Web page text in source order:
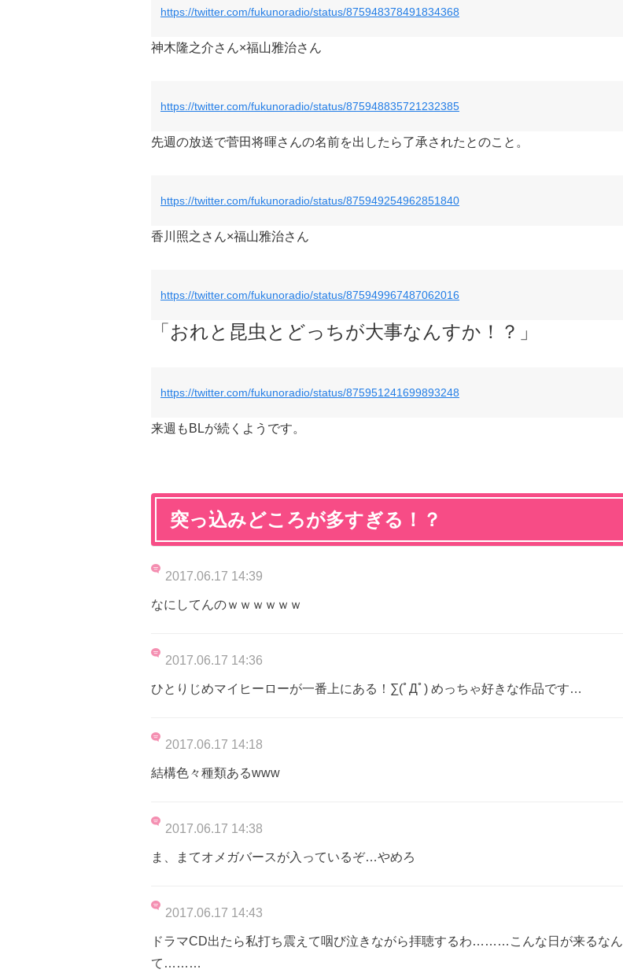
https://twitter.com/fukunoradio/status/875948378491834368
神木隆之介さん×福山雅治さん
https://twitter.com/fukunoradio/status/875948835721232385
先週の放送で菅田将暉さんの名前を出したら了承されたとのこと。
https://twitter.com/fukunoradio/status/875949254962851840
香川照之さん×福山雅治さん
https://twitter.com/fukunoradio/status/875949967487062016
「おれと昆虫とどっちが大事なんすか！？」
https://twitter.com/fukunoradio/status/875951241699893248
来週もBLが続くようです。
突っ込みどころが多すぎる！？
2017.06.17 14:39
なにしてんのｗｗｗｗｗｗ
2017.06.17 14:36
ひとりじめマイヒーローが一番上にある！∑(ﾟДﾟ) めっちゃ好きな作品です…
2017.06.17 14:18
結構色々種類あるwww
2017.06.17 14:38
ま、まてオメガバースが入っているぞ…やめろ
2017.06.17 14:43
ドラマCD出たら私打ち震えて咽び泣きながら拝聴するわ………こんな日が来るなん
て………